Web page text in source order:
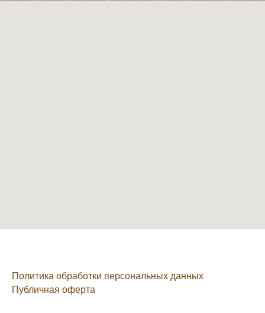
Политика обработки персональных данных
Публичная оферта